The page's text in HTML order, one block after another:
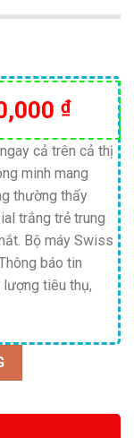
₫.
₫Giá
hiện
tại
là:
cả trên cả thị
minh mang
thường thấy
trắng trẻ trung
Bộ máy Swiss
báo tin
lượng tiêu thụ,